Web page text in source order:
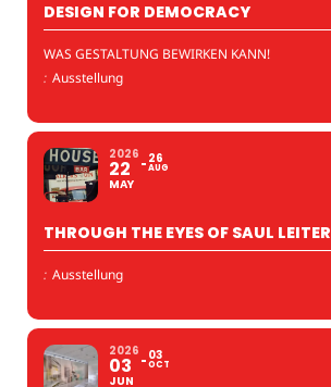
DESIGN FOR DEMOCRACY
WAS GESTALTUNG BEWIRKEN KANN!
: Ausstellung
2026
22
MAY
26
AUG
THROUGH THE EYES OF SAUL LEITER
: Ausstellung
2026
03
JUN
03
OCT